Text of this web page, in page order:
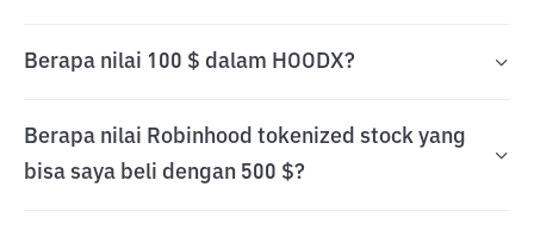
Berapa nilai 100 $ dalam HOODX?
Berapa nilai Robinhood tokenized stock yang
bisa saya beli dengan 500 $?